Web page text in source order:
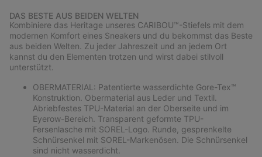
DAS BESTE AUS BEIDEN WELTEN
Kombiniere das Heritage unseres CARIBOU™-Stiefels mit dem
modernen Komfort eines Sneakers und du bekommst das Beste
aus beiden Welten. Zu jeder Jahreszeit und an jedem Ort
kannst du den Elementen trotzen und wirst dabei stilvoll
unterstützt.
OBERMATERIAL: Patentierte wasserdichte Gore-Tex™
Konstruktion. Obermaterial aus Leder und Textil.
Abriebfestes TPU-Material an der Oberseite und im
Eyerow-Bereich. Transparent geformte TPU-
Fersenlasche mit SOREL-Logo. Runde, gesprenkelte
Schnürsenkel mit SOREL-Markenösen. Die Schnürsenkel
sind nicht wasserdicht.